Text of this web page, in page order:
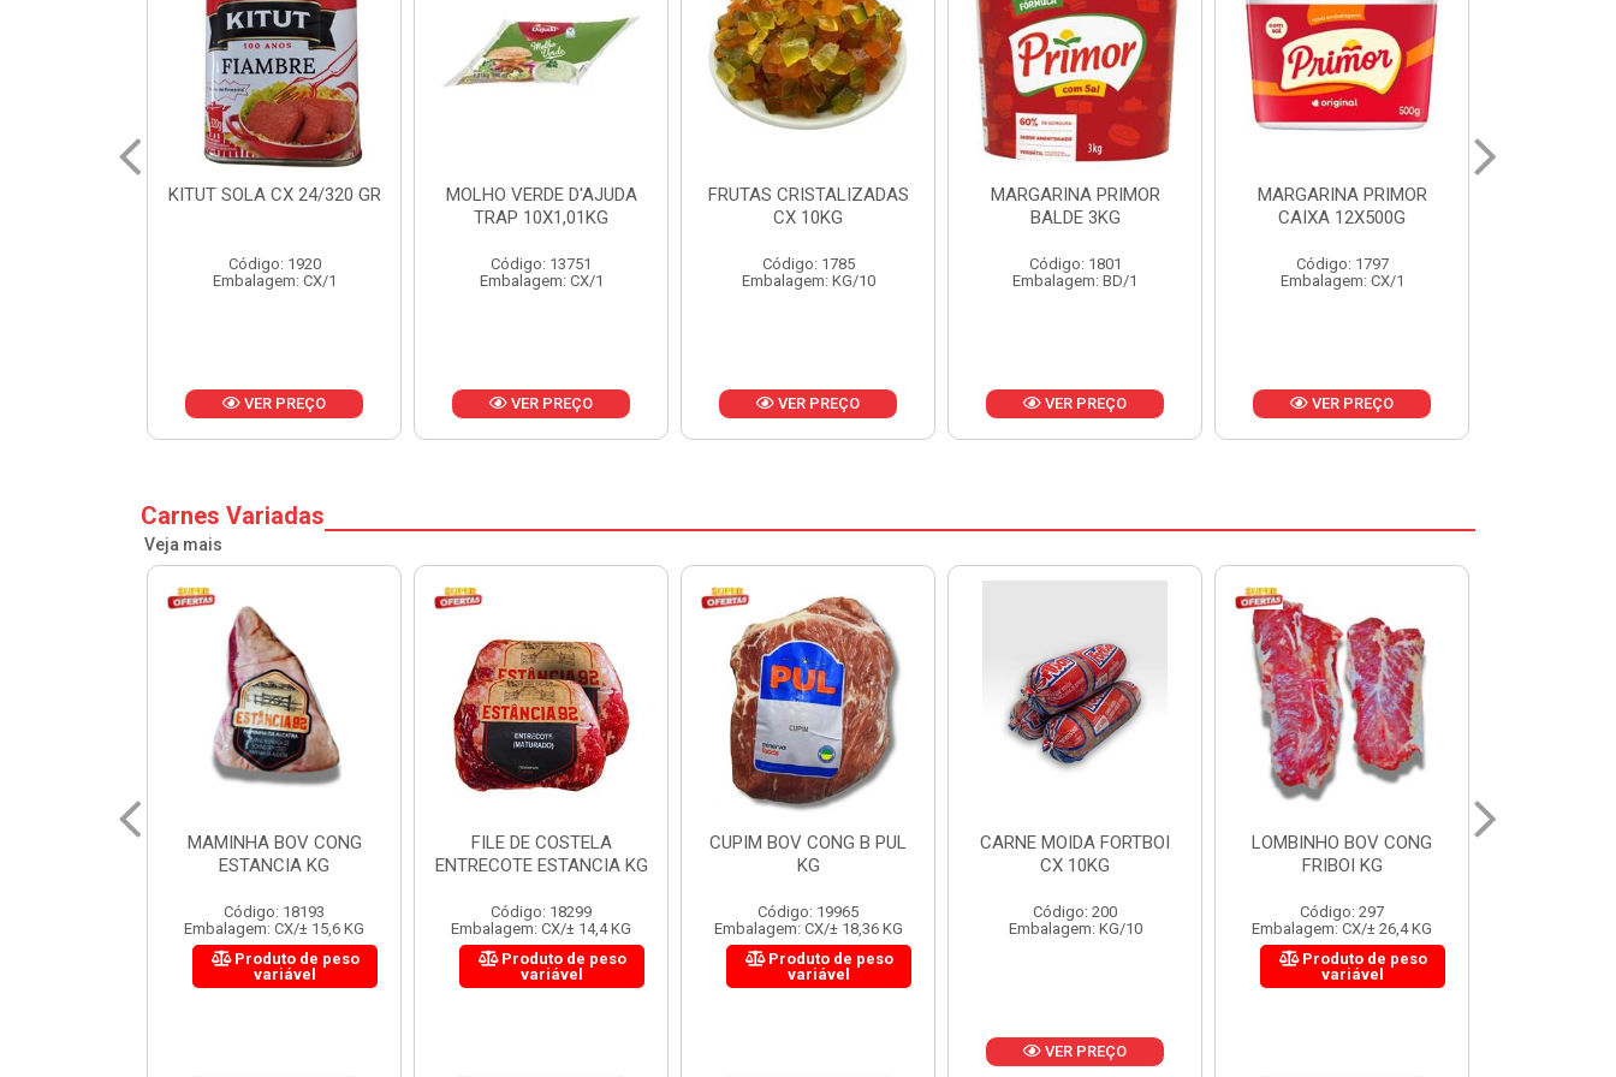
MOLHO VERDE D'AJUDA
Código: 13751
Embalagem: CX/1
VER PREÇO
FRUTAS CRISTALIZADAS
CX 10KG
Código: 1785
Embalagem: KG/10
VER PREÇO
MARGARINA PRIMOR
BALDE 3KG
Código: 1801
Embalagem: BD/1
VER PREÇO
MARGARINA PRIMOR
CAIXA 12X500G
Código: 1797
Embalagem: CX/1
VER PREÇO
MARGARINA PRIMOR CX
24X250G
Código: 1921
Embalagem: CX/1
VER PREÇO
Carnes Variadas
Veja mais
MAMINHA BOV CONG
FILE DE COSTELA
ENTRECOTE ESTANCIA KG
Código: 18299
Embalagem: CX/± 14,4 KG
Produto de peso
CUPIM BOV CONG B PUL
KG
Código: 19965
Embalagem: CX/± 18,36 KG
Produto de peso
CARNE MOIDA FORTBOI
Código: 200
Embalagem: KG/10
LOMBINHO BOV CONG
Embalagem: CX/± 26,4 KG
FIGADO BOV CONG FRIBOI
Embalagem: CX/± 30,12 KG
Produto de peso